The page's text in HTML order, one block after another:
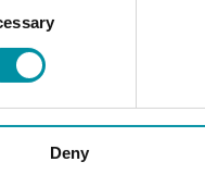
Deny
e temperatura